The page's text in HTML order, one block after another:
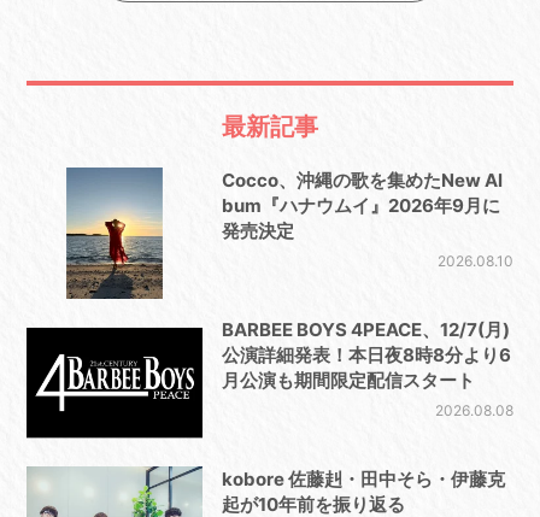
最新記事
Cocco、沖縄の歌を集めたNew Al
bum『ハナウムイ』2026年9月に
発売決定
2026.08.10
BARBEE BOYS 4PEACE、12/7(月)
公演詳細発表！本日夜8時8分より6
月公演も期間限定配信スタート
2026.08.08
kobore 佐藤赳・田中そら・伊藤克
起が10年前を振り返る